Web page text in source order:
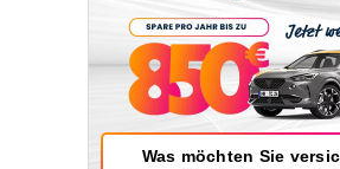
Was möchten Sie